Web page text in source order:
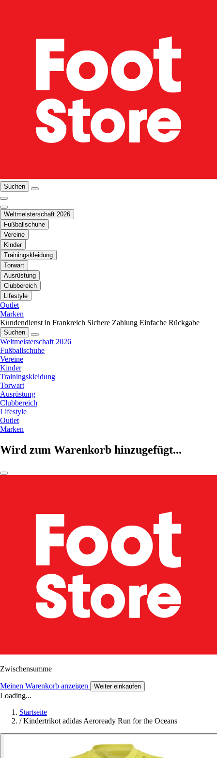
Suchen
Weltmeisterschaft 2026
Fußballschuhe
Vereine
Kinder
Trainingskleidung
Torwart
Ausrüstung
Clubbereich
Lifestyle
Outlet
Marken
Kundendienst in Frankreich Sichere Zahlung Einfache Rückgabe
Suchen
Weltmeisterschaft 2026
Fußballschuhe
Vereine
Kinder
Trainingskleidung
Torwart
Ausrüstung
Clubbereich
Lifestyle
Outlet
Marken
Wird zum Warenkorb hinzugefügt...
Zwischensumme
Meinen Warenkorb anzeigen Weiter einkaufen
Loading...
Startseite
/ Kindertrikot adidas Aeroready Run for the Oceans